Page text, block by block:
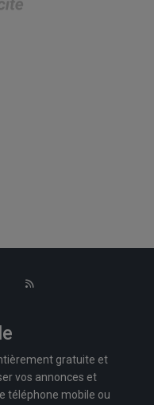
gratuite et
vos annonces et
téléphone mobile ou